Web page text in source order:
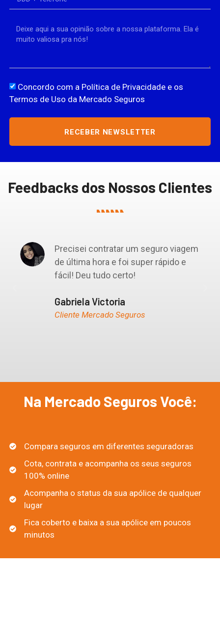
Concordo com a Política de Privacidade e os
Termos de Uso da Mercado Seguros
RECEBER NEWSLETTER
Feedbacks dos Nossos Clientes
Precisei contratar um seguro viagem
de última hora e foi super rápido e
fácil! Deu tudo certo!
Gabriela Victoria
Cliente Mercado Seguros
Na Mercado Seguros Você:
Compara seguros em diferentes seguradoras
Cota, contrata e acompanha os seus seguros
100% online
Acompanha o status da sua apólice de qualquer
lugar
Fica coberto e baixa a sua apólice em poucos
minutos